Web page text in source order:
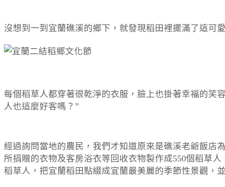
沒想到一到宜蘭礁溪的鄉下，就發現稻田裡擺滿了這可
每個稻草人都穿著很乾淨的衣服，臉上也掛著幸福的笑
人也這麼好客嗎？”
經過詢問當地的農民，我們才知道原來是礁溪老爺飯店
所捐贈的衣物及客房浴衣等回收衣物製作成550個稻草
稻草人，把宜蘭稻田點綴成宜蘭最美麗的季節性景觀，